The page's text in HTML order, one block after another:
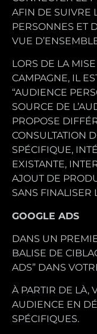
AFIN DE SUIVRE
PERSONNES ET
VUE
LORS DE LA
CAMPAGNE, IL
“AUDIENCE
SOURCE DE
PROPOSE
CONSULTATION
SPÉCIFIQUE,
EXISTANTE,
AJOUT DE
SANS FINALISER
GOOGLE ADS
DANS UN
BALISE DE
ADS” DANS
À PARTIR DE LÀ,
AUDIENCE EN
SPÉCIFIQUES.